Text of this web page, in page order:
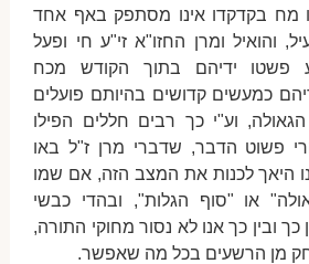
מח בקדקדו אינו מסתפק באף אחד
והואיל ומרן החזו"א זי"ע חי ופעל
פשטו ידיהם בתוך הקודש מכח
כמעשים קדושים בהיותם פועלים
הגאולה, וע"י כך רבים חללים הפילו
פשוט הדבר, שדברי מרן ז"ל באו
היאך לכנות את המצב הזה, אם שמו
או "סוף הגלות", ובהדי כבשי
ובין כך אנו לא נסור מחוקי התורה,
מן הרשעים בכל מה שאפשר.